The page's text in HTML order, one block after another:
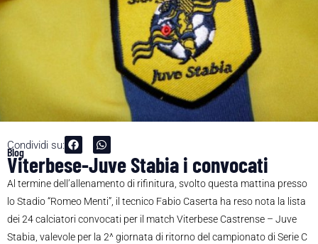
Condividi su:
Blog
Viterbese-Juve Stabia i convocati
Al termine dell’allenamento di rifinitura, svolto questa mattina presso
lo Stadio “Romeo Menti”, il tecnico Fabio Caserta ha reso nota la lista
dei 24 calciatori convocati per il match Viterbese Castrense – Juve
Stabia, valevole per la 2^ giornata di ritorno del campionato di Serie C